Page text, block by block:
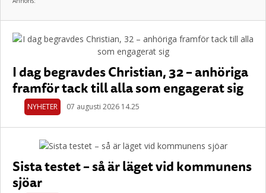
I dag begravdes Christian, 32 – anhöriga
framför tack till alla som engagerat sig
NYHETER 07 augusti 2026 14.25
Sista testet – så är läget vid kommunens
sjöar